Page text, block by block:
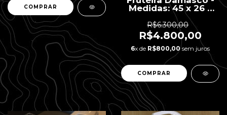
Medidas: 45 x 26 x
80h
R$6.300,00
R$4.800,00
6x de R$800,00sem juros